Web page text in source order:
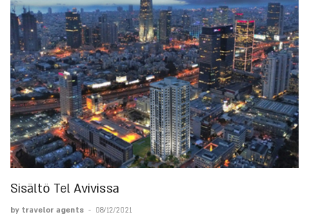
Sisältö Tel Avivissa
by travelor agents - 08/12/2021